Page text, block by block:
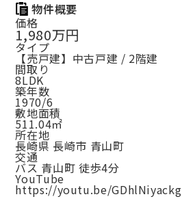
物件概要
価格
1,980万円
タイプ
【売戸建】中古戸建 / 2階建
間取り
8LDK
築年数
1970/6
敷地面積
511.04㎡
所在地
長崎県 長崎市 青山町
交通
バス 青山町 徒歩4分
YouTube
https://youtu.be/GDhlNiyackg